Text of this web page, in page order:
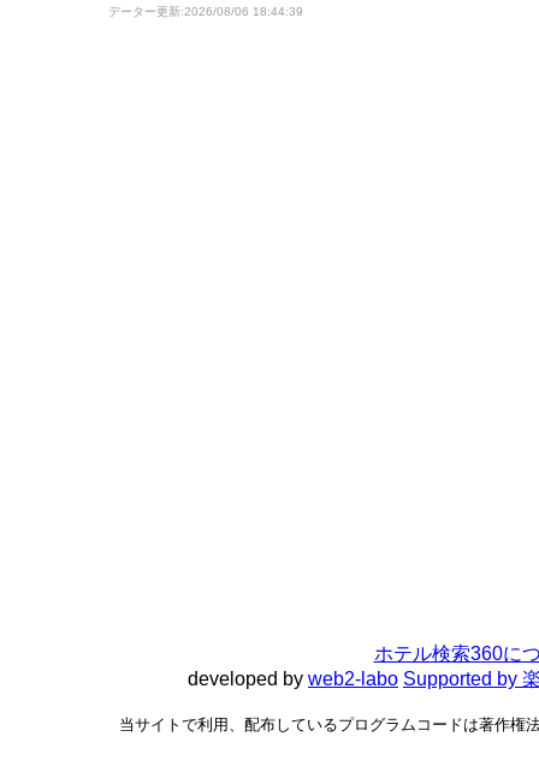
データー更新:2026/08/06 18:44:39
ホテル検索360に
developed by web2-labo Supported by
当サイトで利用、配布しているプログラムコードは著作